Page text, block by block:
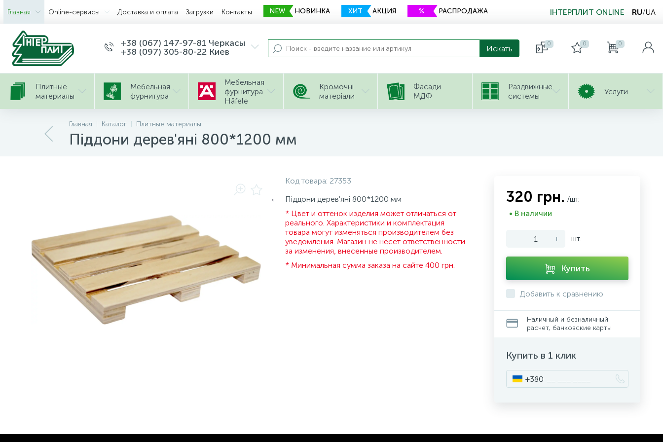
Главная Оnline-сервисы Доставка и оплата Загрузки Контакты NEW НОВИНКА ХИТ АКЦИЯ % РАСПРОДАЖА ІНТЕРПЛИТ ONLINE RU/UA
+38 (067) 147-97-81 Черкасы
+38 (097) 305-80-22 Киев
0 0 0
Плитные
материалы
Мебельная
фурнитура
Мебельная
фурнитура
Häfele
Кромочні
матеріали
Фасади
МДФ
Раздвижные
системы
Услуги
Главная Каталог Плитные материалы
Піддони дерев'яні 800*1200 мм
Код товара: 27353
Піддони дерев'яні 800*1200 мм
* Цвет и оттенок изделия может отличаться от
реального. Характеристики и комплектация
товара могут изменяться производителем без
уведомления. Магазин не несет ответственности
за изменения, внесенные производителем.
* Минимальная сумма заказа на сайте 400 грн.
320 грн. /шт.
• В наличии
- + шт.
Купить
Добавить к сравнению
Наличный и безналичный
расчет, банковские карты
Купить в 1 клик
+380